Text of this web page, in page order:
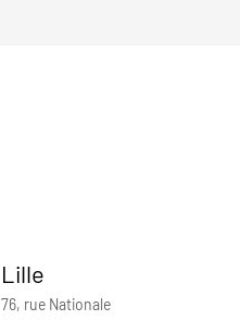
Lille
76, rue Nationale